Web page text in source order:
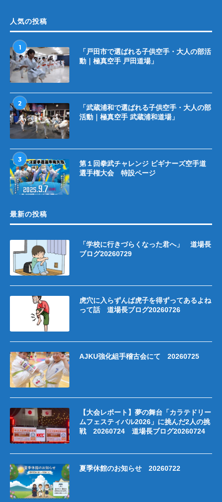
人気の投稿
1
「戸田市で選ばれる子供空手・大人の部活
動｜極真空手 戸田道場」
2
「武蔵浦和で選ばれる子供空手・大人の部
活動｜極真空手 武蔵浦和道場」
3
第１回拳武チャレンジ ビギナーズ空手道
選手権大会 特設ページ
最新の投稿
「学校に行きづらくなった君へ」 道場長
ブログ20260729
虎穴に入らずんば虎子を得ずってあるよね
って話 道場長ブログ20260726
AJKU強化組手稽古会にて 20260725
【大会レポート】夢の舞台「カラテドリー
ムフェスティバル2026」に挑んだ2人の挑
戦 20260724 道場長ブログ20260724
夏季休館のお知らせ 20260722